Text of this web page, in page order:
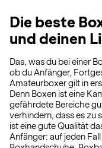
Die beste
und deinen
Das, was du bei einer
ob du Anfänger,
Amateurboxer gilt in
Denn Boxen ist eine
gefährdete Bereiche
verhindern, dass es zu
ist eine gute Qualität
Anfänger: auf jeden